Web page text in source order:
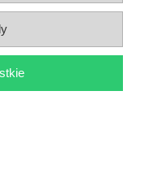
klej kauczuk gilza fi25
2,00 zł
do koszyka